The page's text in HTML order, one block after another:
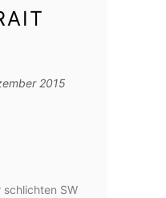
2015
schlichten SW